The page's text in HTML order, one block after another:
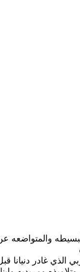
والمتواضعه
الذي غادر دنيانا